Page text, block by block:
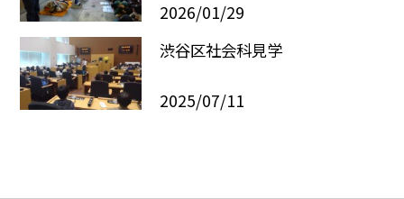
2026/01/29
渋谷区社会科見学
2025/07/11